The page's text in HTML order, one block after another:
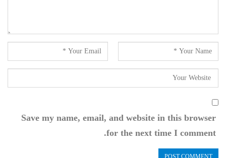
Save my name, email, and website in this browser
for the next time I comment.